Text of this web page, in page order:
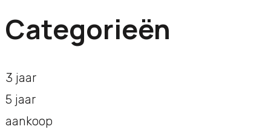
Categorieën
3 jaar
5 jaar
aankoop